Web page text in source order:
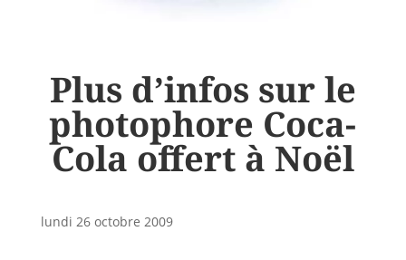
Plus d’infos sur le
photophore Coca-
Cola offert à Noël
lundi 26 octobre 2009